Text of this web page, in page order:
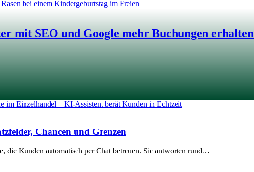
mit SEO und Google mehr Buchungen erhalten
Chancen und Grenzen
die Kunden automatisch per Chat betreuen. Sie antworten rund…